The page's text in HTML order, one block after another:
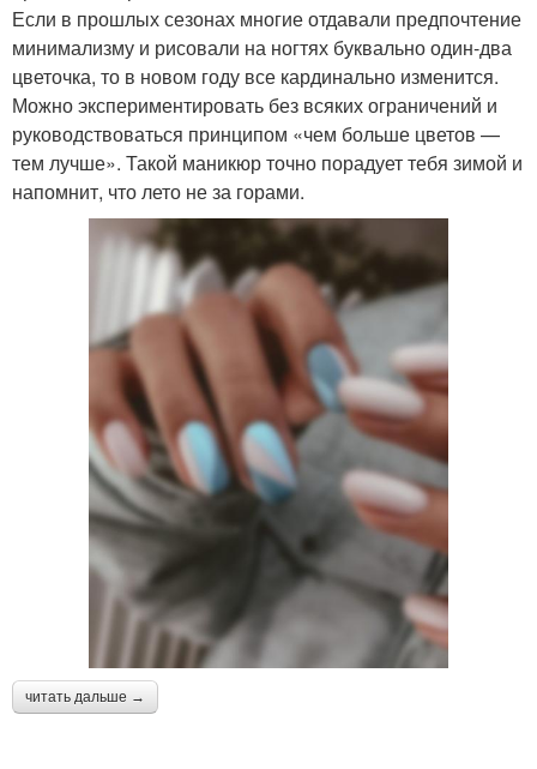
Если в прошлых сезонах многие отдавали предпочтение
минимализму и рисовали на ногтях буквально один-два
цветочка, то в новом году все кардинально изменится.
Можно экспериментировать без всяких ограничений и
руководствоваться принципом «чем больше цветов —
тем лучше». Такой маникюр точно порадует тебя зимой и
напомнит, что лето не за горами.
читать дальше →